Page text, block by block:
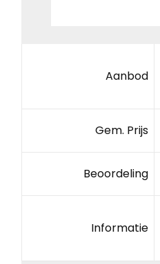
Aanbod
Gem. Prijs
Beoordeling
Informatie